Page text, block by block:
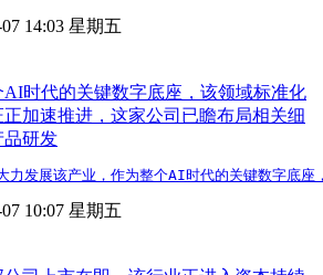
14:03 星期五
AI时代的关键数字底座，该领域标准化
加速推进，这家公司已瞻布局相关细
品研发
力发展该产业，作为整个AI时代的关键数字底
10:07 星期五